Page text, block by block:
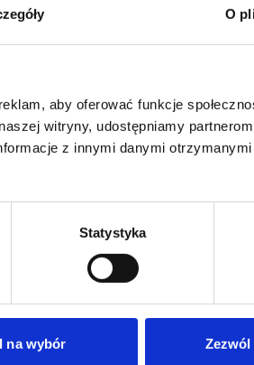
O
aby oferować funkcje
witryny, udostępniamy
z innymi danymi
Statystyka
na wybór
porusza się razem z
z otoczeniem, lecz